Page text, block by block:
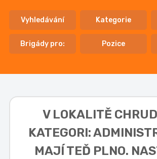
Vyhledávání Kategorie
Brigády pro: Pozice
V LOKALITĚ
KATEGORI:
MAJÍ TEĎ PLNO.